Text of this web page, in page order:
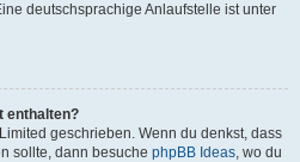
deutschsprachige Anlaufstelle ist unter
enthalten?
geschrieben. Wenn du denkst, dass
sollte, dann besuche phpBB Ideas, wo du